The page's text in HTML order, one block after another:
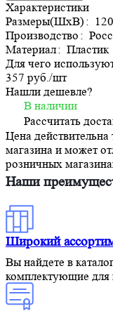
Характеристики
Размеры(ШхВ):
Производство:
Материал: Пластик
Для чего
357 руб./шт
Нашли дешевле?
В наличии
Рассчитать
Цена действительна
магазина и может
розничных
Наши
Широкий
Вы найдете в
комплектующие для